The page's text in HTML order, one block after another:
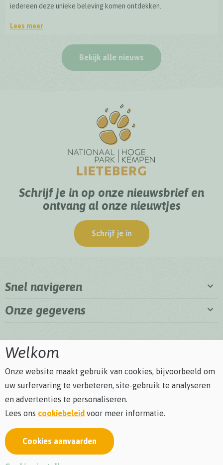
iedereen deze unieke beleving komen ontdekken.
Lees meer
Bekijk alle nieuws
Schrijf je in op onze nieuwsbrief en
ontvang al onze nieuwtjes
Schrijf je in
Snel navigeren
Onze gegevens
Privacybeleid Cookiebeleid
Bezoekersreglement
Welkom
Onze website maakt gebruik van cookies, bijvoorbeeld om
uw surfervaring te verbeteren, site-gebruik te analyseren
en advertenties te personaliseren.
Lees ons cookiebeleid voor meer informatie.
Cookies aanvaarden